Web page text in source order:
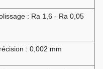
: Ra 1,6 - Ra 0,05
: 0,002 mm